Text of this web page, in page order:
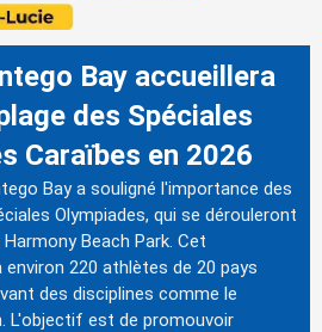
Bay accueillera
des Spéciales
Caraïbes en 2026
Bay a souligné l'importance des
Olympiades, qui se dérouleront
Beach Park. Cet
220 athlètes de 20 pays
des disciplines comme le
L'objectif est de promouvoir